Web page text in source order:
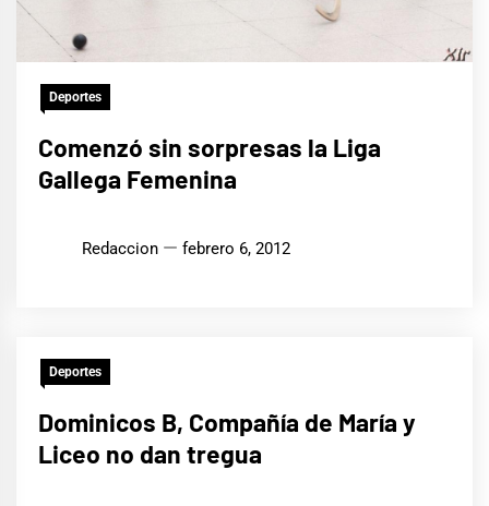
Deportes
Comenzó sin sorpresas la Liga
Gallega Femenina
Redaccion febrero 6, 2012
Deportes
Dominicos B, Compañía de María y
Liceo no dan tregua